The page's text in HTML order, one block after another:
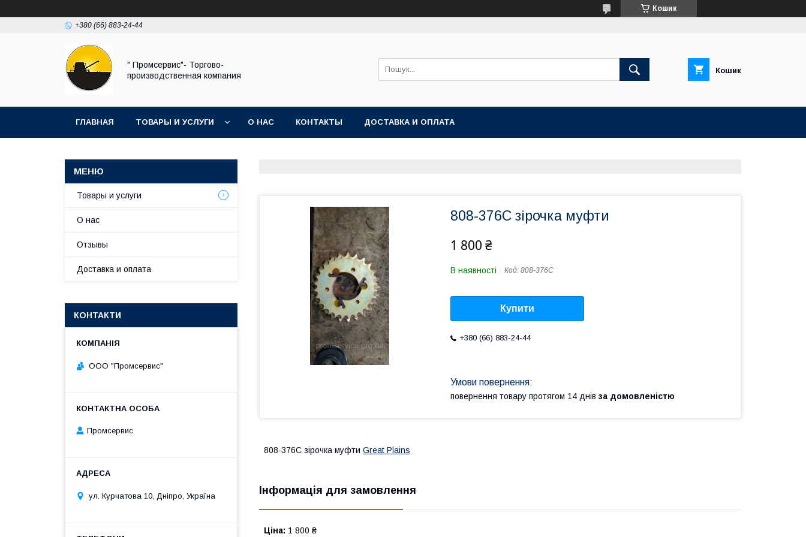
Кошик
+380 (66) 883-24-44
" Промсервис"- Торгово-
производственная компания
Кошик
ГЛАВНАЯ ТОВАРЫ И УСЛУГИ О НАС КОНТАКТЫ ДОСТАВКА И ОПЛАТА
808-376C зірочка муфти
1 800 ₴
В наявності Код: 808-376C
Купити
+380 (66) 883-24-44
повернення товару протягом 14 днів за домовленістю
808-376C зірочка муфти Great Plains
Інформація для замовлення
Ціна: 1 800 ₴
Товары и услуги
О нас
Отзывы
Доставка и оплата
КОНТАКТИ
ООО "Промсервис"
Промсервис
ул. Курчатова 10, Дніпро, Україна